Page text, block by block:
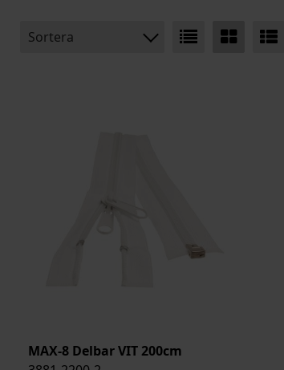
Sortera
MAX-8 Delbar VIT 200cm